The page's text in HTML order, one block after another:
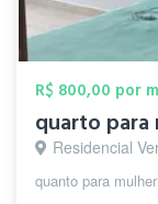
R$ 800,00 por
quarto para
Residencial
quanto para